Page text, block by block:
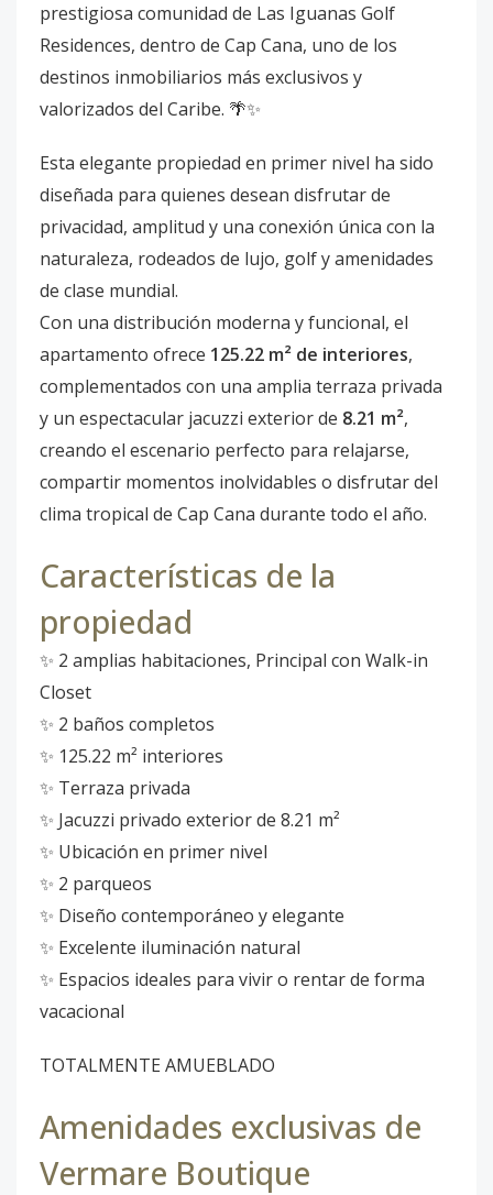
prestigiosa comunidad de Las Iguanas Golf
Residences, dentro de Cap Cana, uno de los
destinos inmobiliarios más exclusivos y
valorizados del Caribe. 🌴✨
Esta elegante propiedad en primer nivel ha sido
diseñada para quienes desean disfrutar de
privacidad, amplitud y una conexión única con la
naturaleza, rodeados de lujo, golf y amenidades
de clase mundial.
Con una distribución moderna y funcional, el
apartamento ofrece 125.22 m² de interiores,
complementados con una amplia terraza privada
y un espectacular jacuzzi exterior de 8.21 m²,
creando el escenario perfecto para relajarse,
compartir momentos inolvidables o disfrutar del
clima tropical de Cap Cana durante todo el año.
Características de la
propiedad
✨ 2 amplias habitaciones, Principal con Walk-in
Closet
✨ 2 baños completos
✨ 125.22 m² interiores
✨ Terraza privada
✨ Jacuzzi privado exterior de 8.21 m²
✨ Ubicación en primer nivel
✨ 2 parqueos
✨ Diseño contemporáneo y elegante
✨ Excelente iluminación natural
✨ Espacios ideales para vivir o rentar de forma
vacacional
TOTALMENTE AMUEBLADO
Amenidades exclusivas de
Vermare Boutique